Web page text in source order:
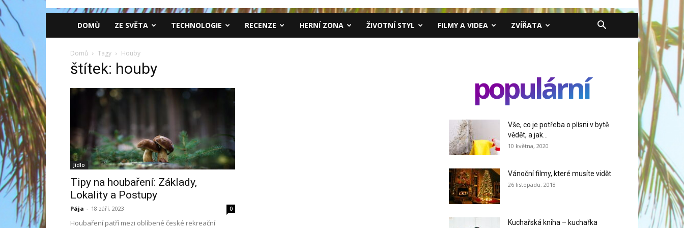
DOMŮ ZE SVĚTA TECHNOLOGIE RECENZE HERNÍ ZONA ŽIVOTNÍ STYL FILMY A VIDEA ZVÍŘATA
Domů Tagy Houby
štítek: houby
Jídlo
Tipy na houbaření: Základy,
Lokality a Postupy
Pája - 18 září, 2023 0
Houbaření patří mezi oblíbené české rekreační
populární
Vše, co je potřeba o plísni v bytě
vědět, a jak...
10 května, 2020
Vánoční filmy, které musíte vidět
26 listopadu, 2018
Kuchařská kniha – kuchařka